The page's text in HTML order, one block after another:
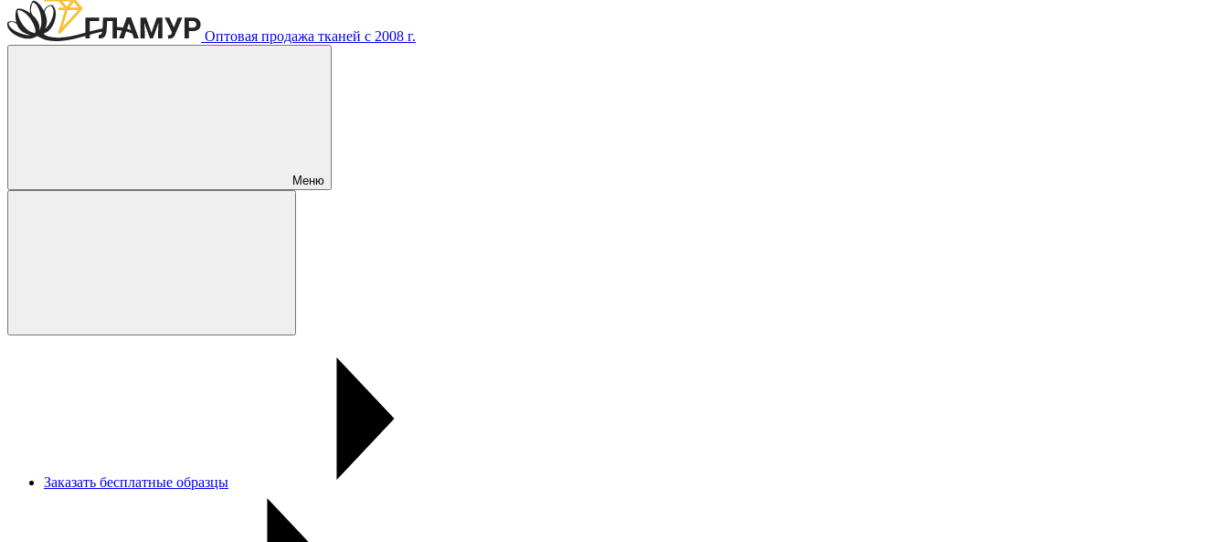
Оптовая продажа тканей с 2008 г.
Меню
Заказать бесплатные образцы